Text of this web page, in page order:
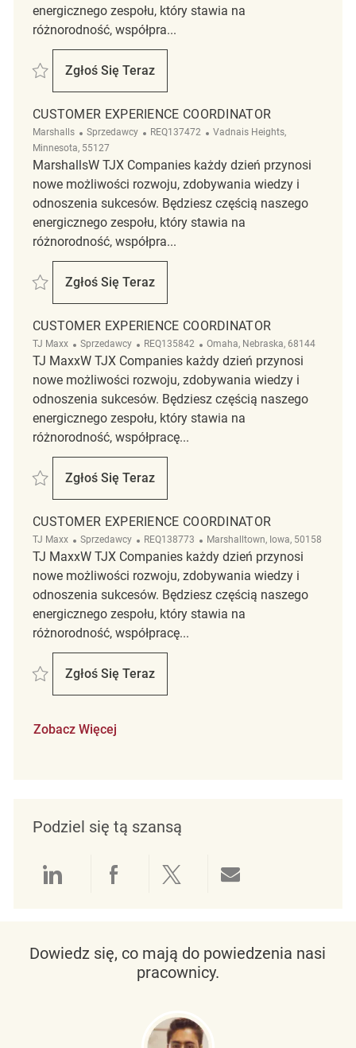
energicznego zespołu, który stawia na
różnorodność, współpra...
Zapisać Customer Experience Coordinator REQ139097
Zgłoś Się Teraz
Customer Experience Coordinator
CUSTOMER EXPERIENCE COORDINATOR
Marshalls Kategoria
Sprzedawcy ReqId
REQ137472 Lokalizacja
Vadnais Heights,
Minnesota, 55127
MarshallsW TJX Companies każdy dzień przynosi
nowe możliwości rozwoju, zdobywania wiedzy i
odnoszenia sukcesów. Będziesz częścią naszego
energicznego zespołu, który stawia na
różnorodność, współpra...
Zapisać Customer Experience Coordinator REQ137472
Zgłoś Się Teraz
Customer Experience Coordinator
CUSTOMER EXPERIENCE COORDINATOR
TJ Maxx Kategoria
Sprzedawcy ReqId
REQ135842 Lokalizacja
Omaha, Nebraska, 68144
TJ MaxxW TJX Companies każdy dzień przynosi
nowe możliwości rozwoju, zdobywania wiedzy i
odnoszenia sukcesów. Będziesz częścią naszego
energicznego zespołu, który stawia na
różnorodność, współpracę...
Zapisać Customer Experience Coordinator REQ135842
Zgłoś Się Teraz
Customer Experience Coordinator
CUSTOMER EXPERIENCE COORDINATOR
TJ Maxx Kategoria
Sprzedawcy ReqId
REQ138773 Lokalizacja
Marshalltown, Iowa, 50158
TJ MaxxW TJX Companies każdy dzień przynosi
nowe możliwości rozwoju, zdobywania wiedzy i
odnoszenia sukcesów. Będziesz częścią naszego
energicznego zespołu, który stawia na
różnorodność, współpracę...
Zapisać Customer Experience Coordinator REQ138773
Zgłoś Się Teraz
Customer Experience Coordinator
Zobacz Więcej
Podziel się tą szansą
Udostępnianie przez LinkedIn
Udostępnianie przez
Udostępnij przez
Dowiedz się, co mają do powiedzenia nasi
pracownicy.